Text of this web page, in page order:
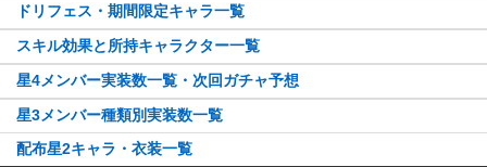
ドリフェス・期間限定キャラ一覧
スキル効果と所持キャラクター一覧
星4メンバー実装数一覧・次回ガチャ予想
星3メンバー種類別実装数一覧
配布星2キャラ・衣装一覧